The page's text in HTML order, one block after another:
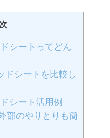
シートってどん
シートを比較し
シート活用例
部のやりとりも簡